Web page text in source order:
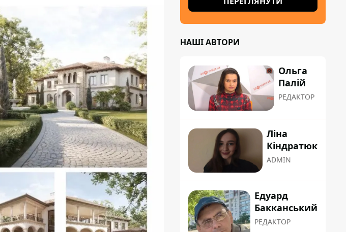
НАШІ АВТОРИ
Ольга
Палій
РЕДАКТОР
Ліна
Кіндратюк
ADMIN
Едуард
Бакканський
РЕДАКТОР